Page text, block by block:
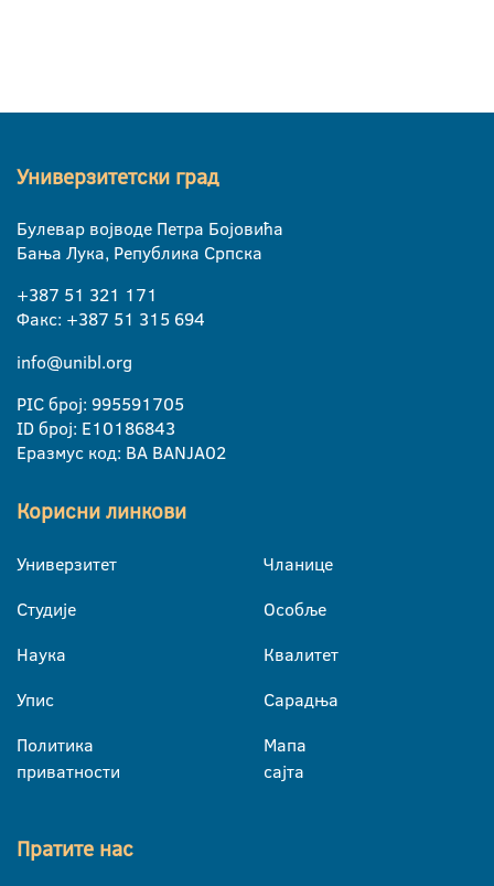
Универзитетски град
Булевар војводе Петра Бојовића
Бања Лука, Република Српска
+387 51 321 171
Факс: +387 51 315 694
info@unibl.org
PIC број: 995591705
ID број: E10186843
Еразмус код: BA BANJA02
Корисни линкови
Универзитет
Студије
Наука
Упис
Политика
приватности
Чланице
Особље
Квалитет
Сарадња
Мапа
сајта
Пратите нас